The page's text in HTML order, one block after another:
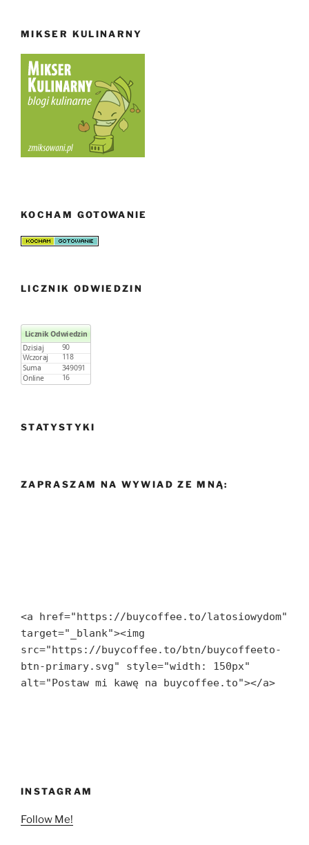
MIKSER KULINARNY
KOCHAM GOTOWANIE
LICZNIK ODWIEDZIN
STATYSTYKI
ZAPRASZAM NA WYWIAD ZE MNĄ:
<a href="https://buycoffee.to/latosiowydom"
target="_blank"><img
src="https://buycoffee.to/btn/buycoffeeto-
btn-primary.svg" style="width: 150px"
alt="Postaw mi kawę na buycoffee.to"></a>
INSTAGRAM
Follow Me!